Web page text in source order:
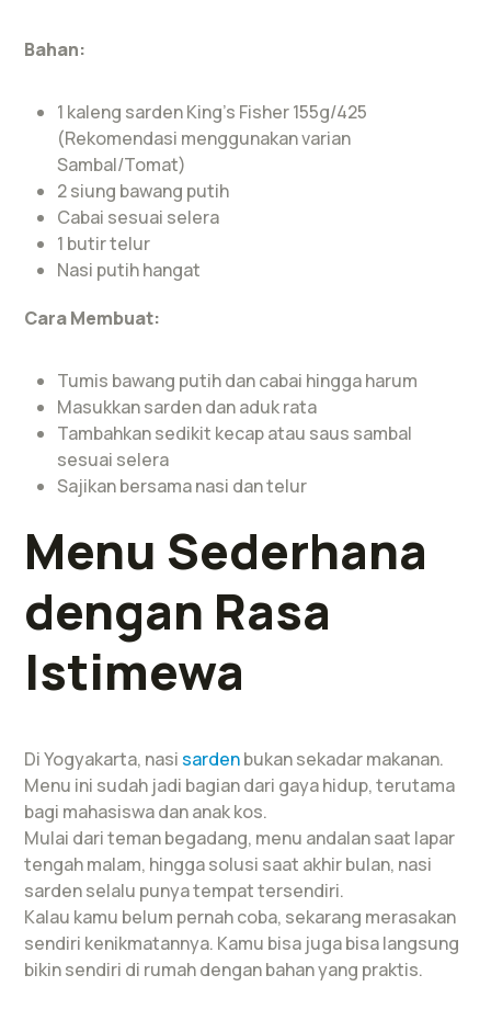
Bahan:
1 kaleng sarden King’s Fisher 155g/425
(Rekomendasi menggunakan varian
Sambal/Tomat)
2 siung bawang putih
Cabai sesuai selera
1 butir telur
Nasi putih hangat
Cara Membuat:
Tumis bawang putih dan cabai hingga harum
Masukkan sarden dan aduk rata
Tambahkan sedikit kecap atau saus sambal
sesuai selera
Sajikan bersama nasi dan telur
Menu Sederhana
dengan Rasa
Istimewa
Di Yogyakarta, nasisardenbukan sekadar makanan.
Menu ini sudah jadi bagian dari gaya hidup, terutama
bagi mahasiswa dan anak kos.
Mulai dari teman begadang, menu andalan saat lapar
tengah malam, hingga solusi saat akhir bulan, nasi
sarden selalu punya tempat tersendiri.
Kalau kamu belum pernah coba, sekarang merasakan
sendiri kenikmatannya. Kamu bisa juga bisa langsung
bikin sendiri di rumah dengan bahan yang praktis.